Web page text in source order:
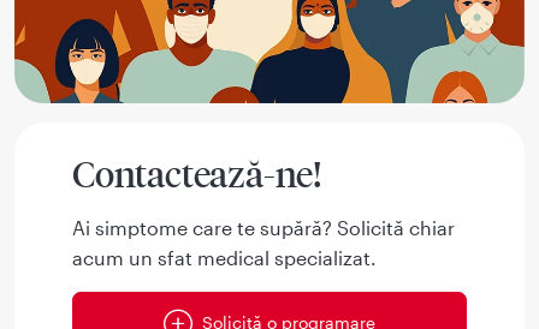
Contactează-ne!
Ai simptome care te supără? Solicită chiar
acum un sfat medical specializat.
Solicită o programare